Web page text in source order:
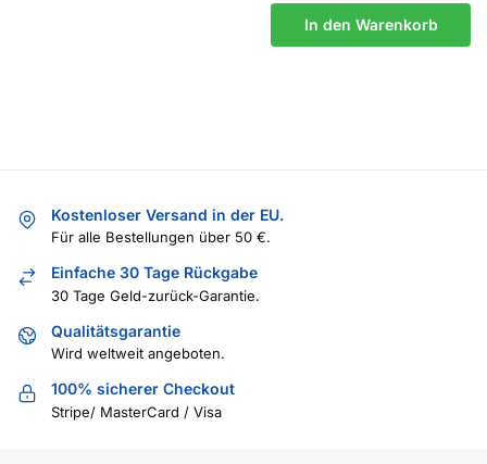
In den Warenkorb
Kostenloser Versand in der EU.
Für alle Bestellungen über 50 €.
Einfache 30 Tage Rückgabe
30 Tage Geld-zurück-Garantie.
Qualitätsgarantie
Wird weltweit angeboten.
100% sicherer Checkout
Stripe/ MasterCard / Visa